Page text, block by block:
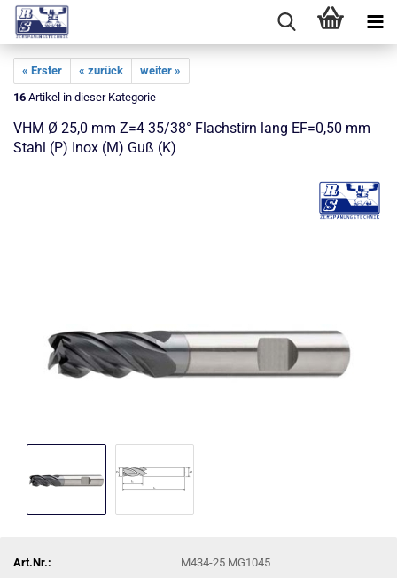
« Erster « zurück
weiter »
16 Artikel in dieser Kategorie
VHM Ø 25,0 mm Z=4 35/38° Flachstirn lang EF=0,50 mm
Stahl (P) Inox (M) Guß (K)
Art.Nr.:
M434-25 MG1045